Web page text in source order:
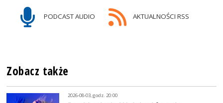
PODCAST AUDIO AKTUALNOŚCI RSS
Zobacz także
2026-08-03, godz. 20:00